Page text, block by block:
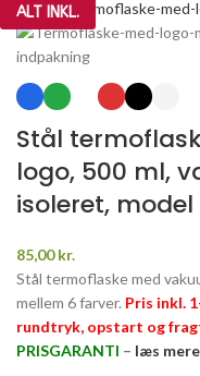
ALT INKL.
Stål
logo, 500 ml,
isoleret, model
85,00kr.
Stål termoflaske med
mellem 6 farver. Pris inkl.
rundtryk, opstart og
PRISGARANTI – læs